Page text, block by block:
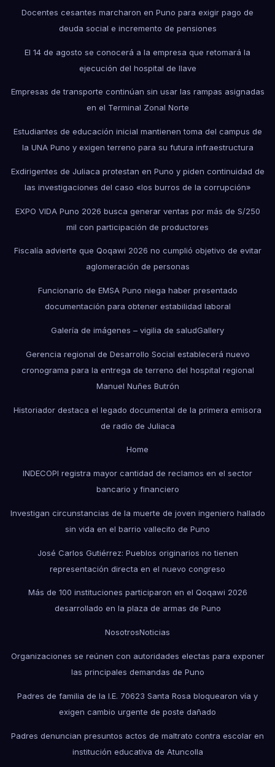
Docentes cesantes marcharon en Puno para exigir pago de
deuda social e incremento de pensiones
El 14 de agosto se conocerá a la empresa que retomará la
ejecución del hospital de Ilave
Empresas de transporte continúan sin usar las rampas asignadas
en el Terminal Zonal Norte
Estudiantes de educación inicial mantienen toma del campus de
la UNA Puno y exigen terreno para su futura infraestructura
Exdirigentes de Juliaca protestan en Puno y piden continuidad de
las investigaciones del caso «los burros de la corrupción»
EXPO VIDA Puno 2026 busca generar ventas por más de S/250
mil con participación de productores
Fiscalía advierte que Qoqawi 2026 no cumplió objetivo de evitar
aglomeración de personas
Funcionario de EMSA Puno niega haber presentado
documentación para obtener estabilidad laboral
Galería de imágenes – vigilia de saludGallery
Gerencia regional de Desarrollo Social establecerá nuevo
cronograma para la entrega de terreno del hospital regional
Manuel Nuñes Butrón
Historiador destaca el legado documental de la primera emisora
de radio de Juliaca
Home
INDECOPI registra mayor cantidad de reclamos en el sector
bancario y financiero
Investigan circunstancias de la muerte de joven ingeniero hallado
sin vida en el barrio vallecito de Puno
José Carlos Gutiérrez: Pueblos originarios no tienen
representación directa en el nuevo congreso
Más de 100 instituciones participaron en el Qoqawi 2026
desarrollado en la plaza de armas de Puno
NosotrosNoticias
Organizaciones se reúnen con autoridades electas para exponer
las principales demandas de Puno
Padres de familia de la I.E. 70623 Santa Rosa bloquearon vía y
exigen cambio urgente de poste dañado
Padres denuncian presuntos actos de maltrato contra escolar en
institución educativa de Atuncolla